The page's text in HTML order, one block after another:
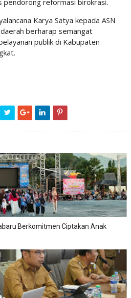
pendorong reformasi birokrasi.
Karya Satya kepada ASN
berharap semangat
publik di Kabupaten
Berkomitmen Ciptakan Anak